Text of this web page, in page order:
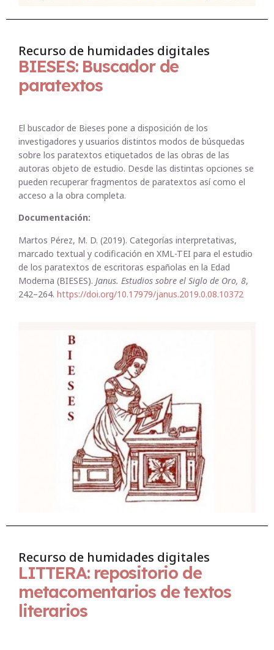
Recurso de humidades digitales
BIESES: Buscador de
paratextos
El buscador de Bieses pone a disposición de los
investigadores y usuarios distintos modos de búsquedas
sobre los paratextos etiquetados de las obras de las
autoras objeto de estudio. Desde las distintas opciones se
pueden recuperar fragmentos de paratextos así como el
acceso a la obra completa.
Documentación:
Martos Pérez, M. D. (2019). Categorías interpretativas,
marcado textual y codificación en XML-TEI para el estudio
de los paratextos de escritoras españolas en la Edad
Moderna (BIESES). Janus. Estudios sobre el Siglo de Oro, 8,
242–264. https://doi.org/10.17979/janus.2019.0.08.10372
Recurso de humidades digitales
LITTERA: repositorio de
metacomentarios de textos
literarios